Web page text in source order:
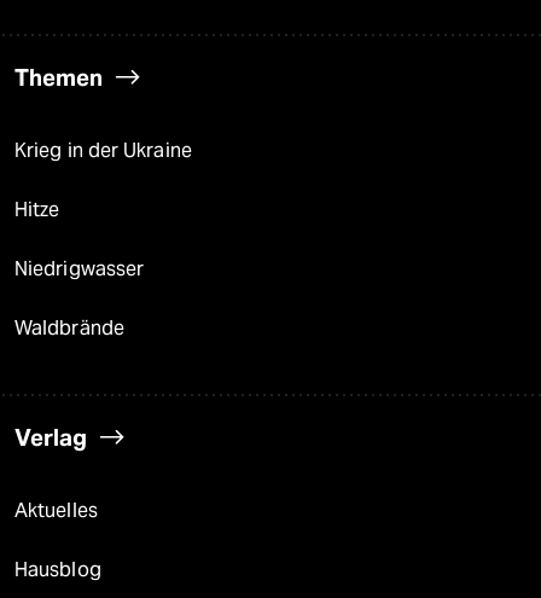
Themen
Krieg in der Ukraine
Hitze
Niedrigwasser
Waldbrände
Verlag
Aktuelles
Hausblog